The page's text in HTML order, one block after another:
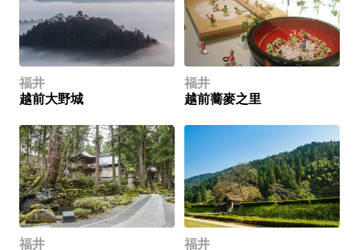
福井
越前大野城
福井
越前蕎麥之里
福井
福井